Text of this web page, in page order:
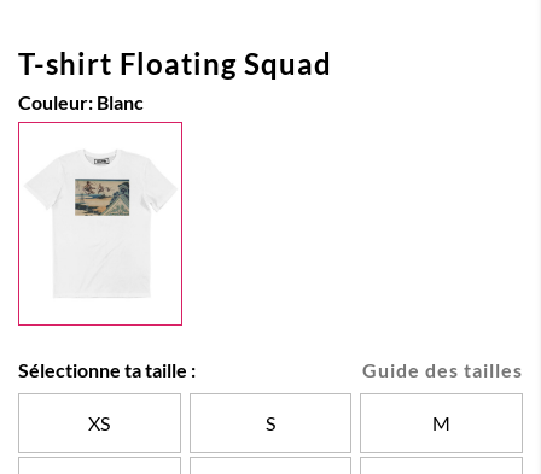
T-shirt Floating Squad
Couleur: Blanc
Guide des tailles
Sélectionne ta taille :
XS S M